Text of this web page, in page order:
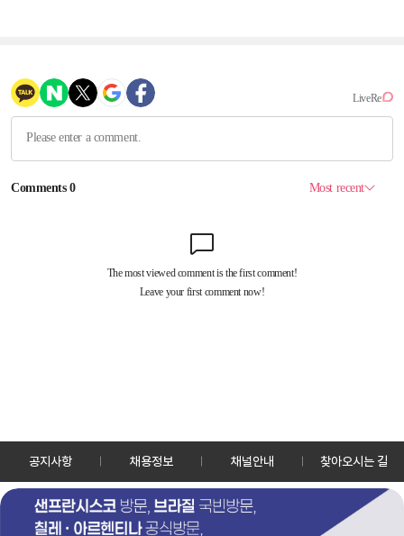
공지사항 채용정보 채널안내 찾아오시는 길
30128 세종특별자치시 정부2청사로 13 한국정책방송원 KTV
TEL: 044-204-8000